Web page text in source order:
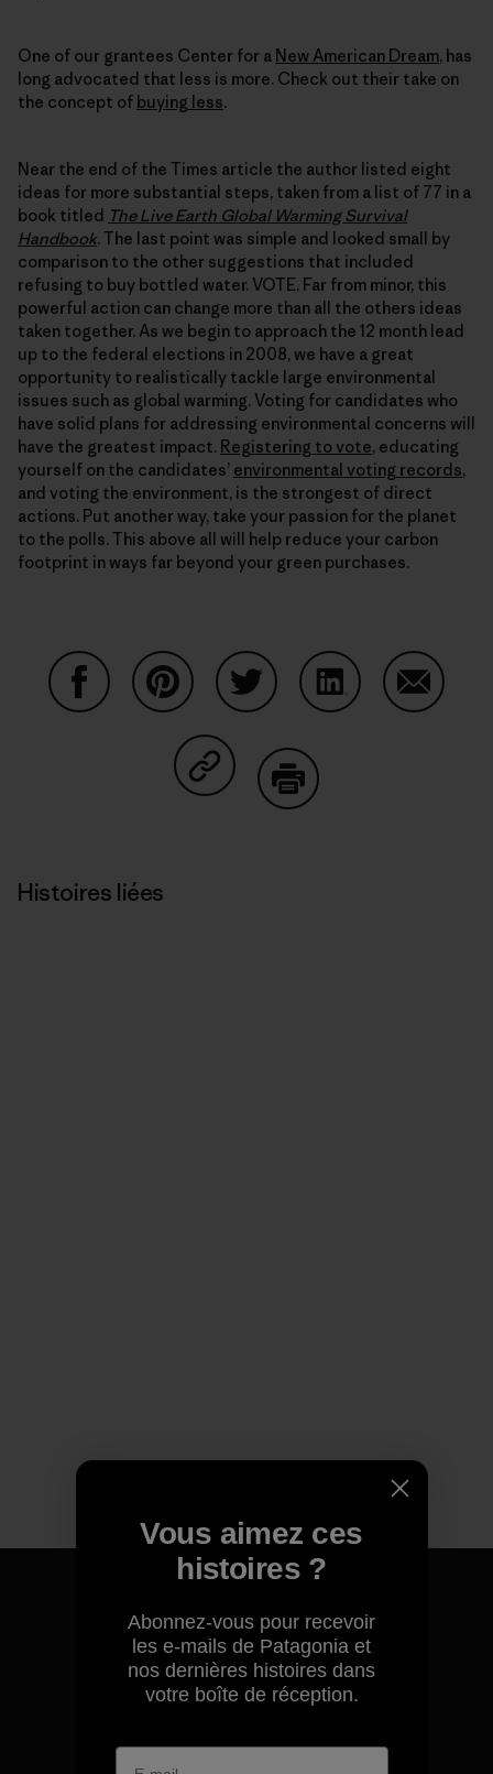
One of our grantees Center for a New American Dream, has
long advocated that less is more. Check out their take on
the concept of buying less.
Near the end of the Times article the author listed eight
ideas for more substantial steps, taken from a list of 77 in a
book titled The Live Earth Global Warming Survival
Handbook. The last point was simple and looked small by
comparison to the other suggestions that included
refusing to buy bottled water. VOTE. Far from minor, this
powerful action can change more than all the others ideas
taken together. As we begin to approach the 12 month lead
up to the federal elections in 2008, we have a great
opportunity to realistically tackle large environmental
issues such as global warming. Voting for candidates who
have solid plans for addressing environmental concerns will
have the greatest impact. Registering to vote, educating
yourself on the candidates’ environmental voting records,
and voting the environment, is the strongest of direct
actions. Put another way, take your passion for the planet
to the polls. This above all will help reduce your carbon
footprint in ways far beyond your green purchases.
Partager sur Copy Link
Histoires liées
Nous garantissons tous les
produits que nous
Vous aimez ces
histoires ?
Abonnez-vous pour recevoir
les e-mails de Patagonia et
nos dernières histoires dans
votre boîte de réception.